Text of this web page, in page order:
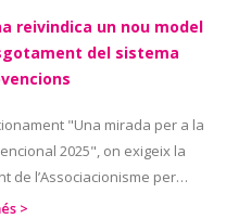
reivindica un nou model
del sistema
"Una mirada per a la
2025", on exigeix la
de l’Associacionisme per…
>